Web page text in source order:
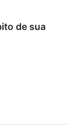
de sua